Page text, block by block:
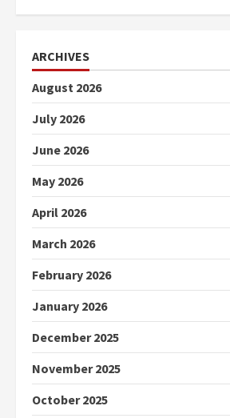
ARCHIVES
August 2026
July 2026
June 2026
May 2026
April 2026
March 2026
February 2026
January 2026
December 2025
November 2025
October 2025